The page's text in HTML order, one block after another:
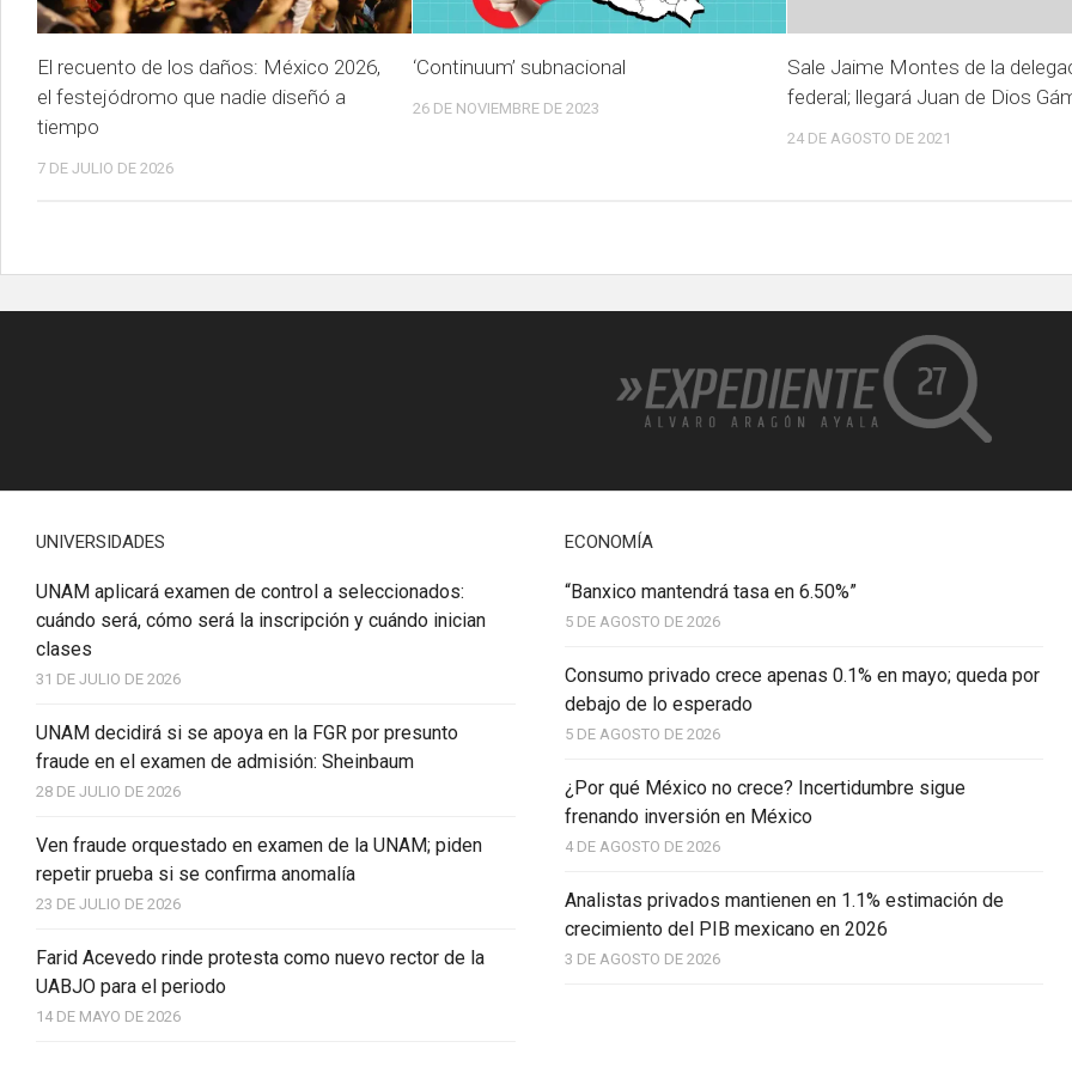
El recuento de los daños: México 2026,
el festejódromo que nadie diseñó a
tiempo
7 DE JULIO DE 2026
‘Continuum’ subnacional
26 DE NOVIEMBRE DE 2023
Sale Jaime Montes de la
federal; llegará Juan de Dios
24 DE AGOSTO DE 2021
UNIVERSIDADES
UNAM aplicará examen de control a seleccionados:
cuándo será, cómo será la inscripción y cuándo inician
clases
31 DE JULIO DE 2026
UNAM decidirá si se apoya en la FGR por presunto
fraude en el examen de admisión: Sheinbaum
28 DE JULIO DE 2026
Ven fraude orquestado en examen de la UNAM; piden
repetir prueba si se confirma anomalía
23 DE JULIO DE 2026
Farid Acevedo rinde protesta como nuevo rector de la
UABJO para el periodo
14 DE MAYO DE 2026
ECONOMÍA
“Banxico mantendrá tasa en 6.50%”
5 DE AGOSTO DE 2026
Consumo privado crece apenas 0.1% en mayo; queda por
debajo de lo esperado
5 DE AGOSTO DE 2026
¿Por qué México no crece? Incertidumbre sigue
frenando inversión en México
4 DE AGOSTO DE 2026
Analistas privados mantienen en 1.1% estimación de
crecimiento del PIB mexicano en 2026
3 DE AGOSTO DE 2026